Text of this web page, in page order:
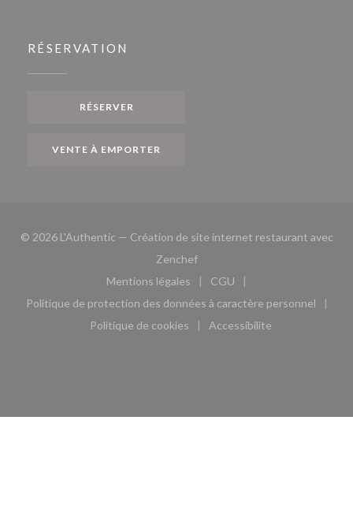
RÉSERVATION
RÉSERVER
VENTE À EMPORTER
© 2026 L'Authentic — Création de site internet restaurant avec
Zenchef((ouvre une nouvelle fenêtre))
Mentions légales
((ouvre une nouvelle fenêtre))
CGU
((ouvre une nouvelle
Politique de protection des données à caractère personnel
((ouvre une nouvelle fenêtre))
Politique de cookies
((ouvre une nouvelle fenêtre))
Accessibilite